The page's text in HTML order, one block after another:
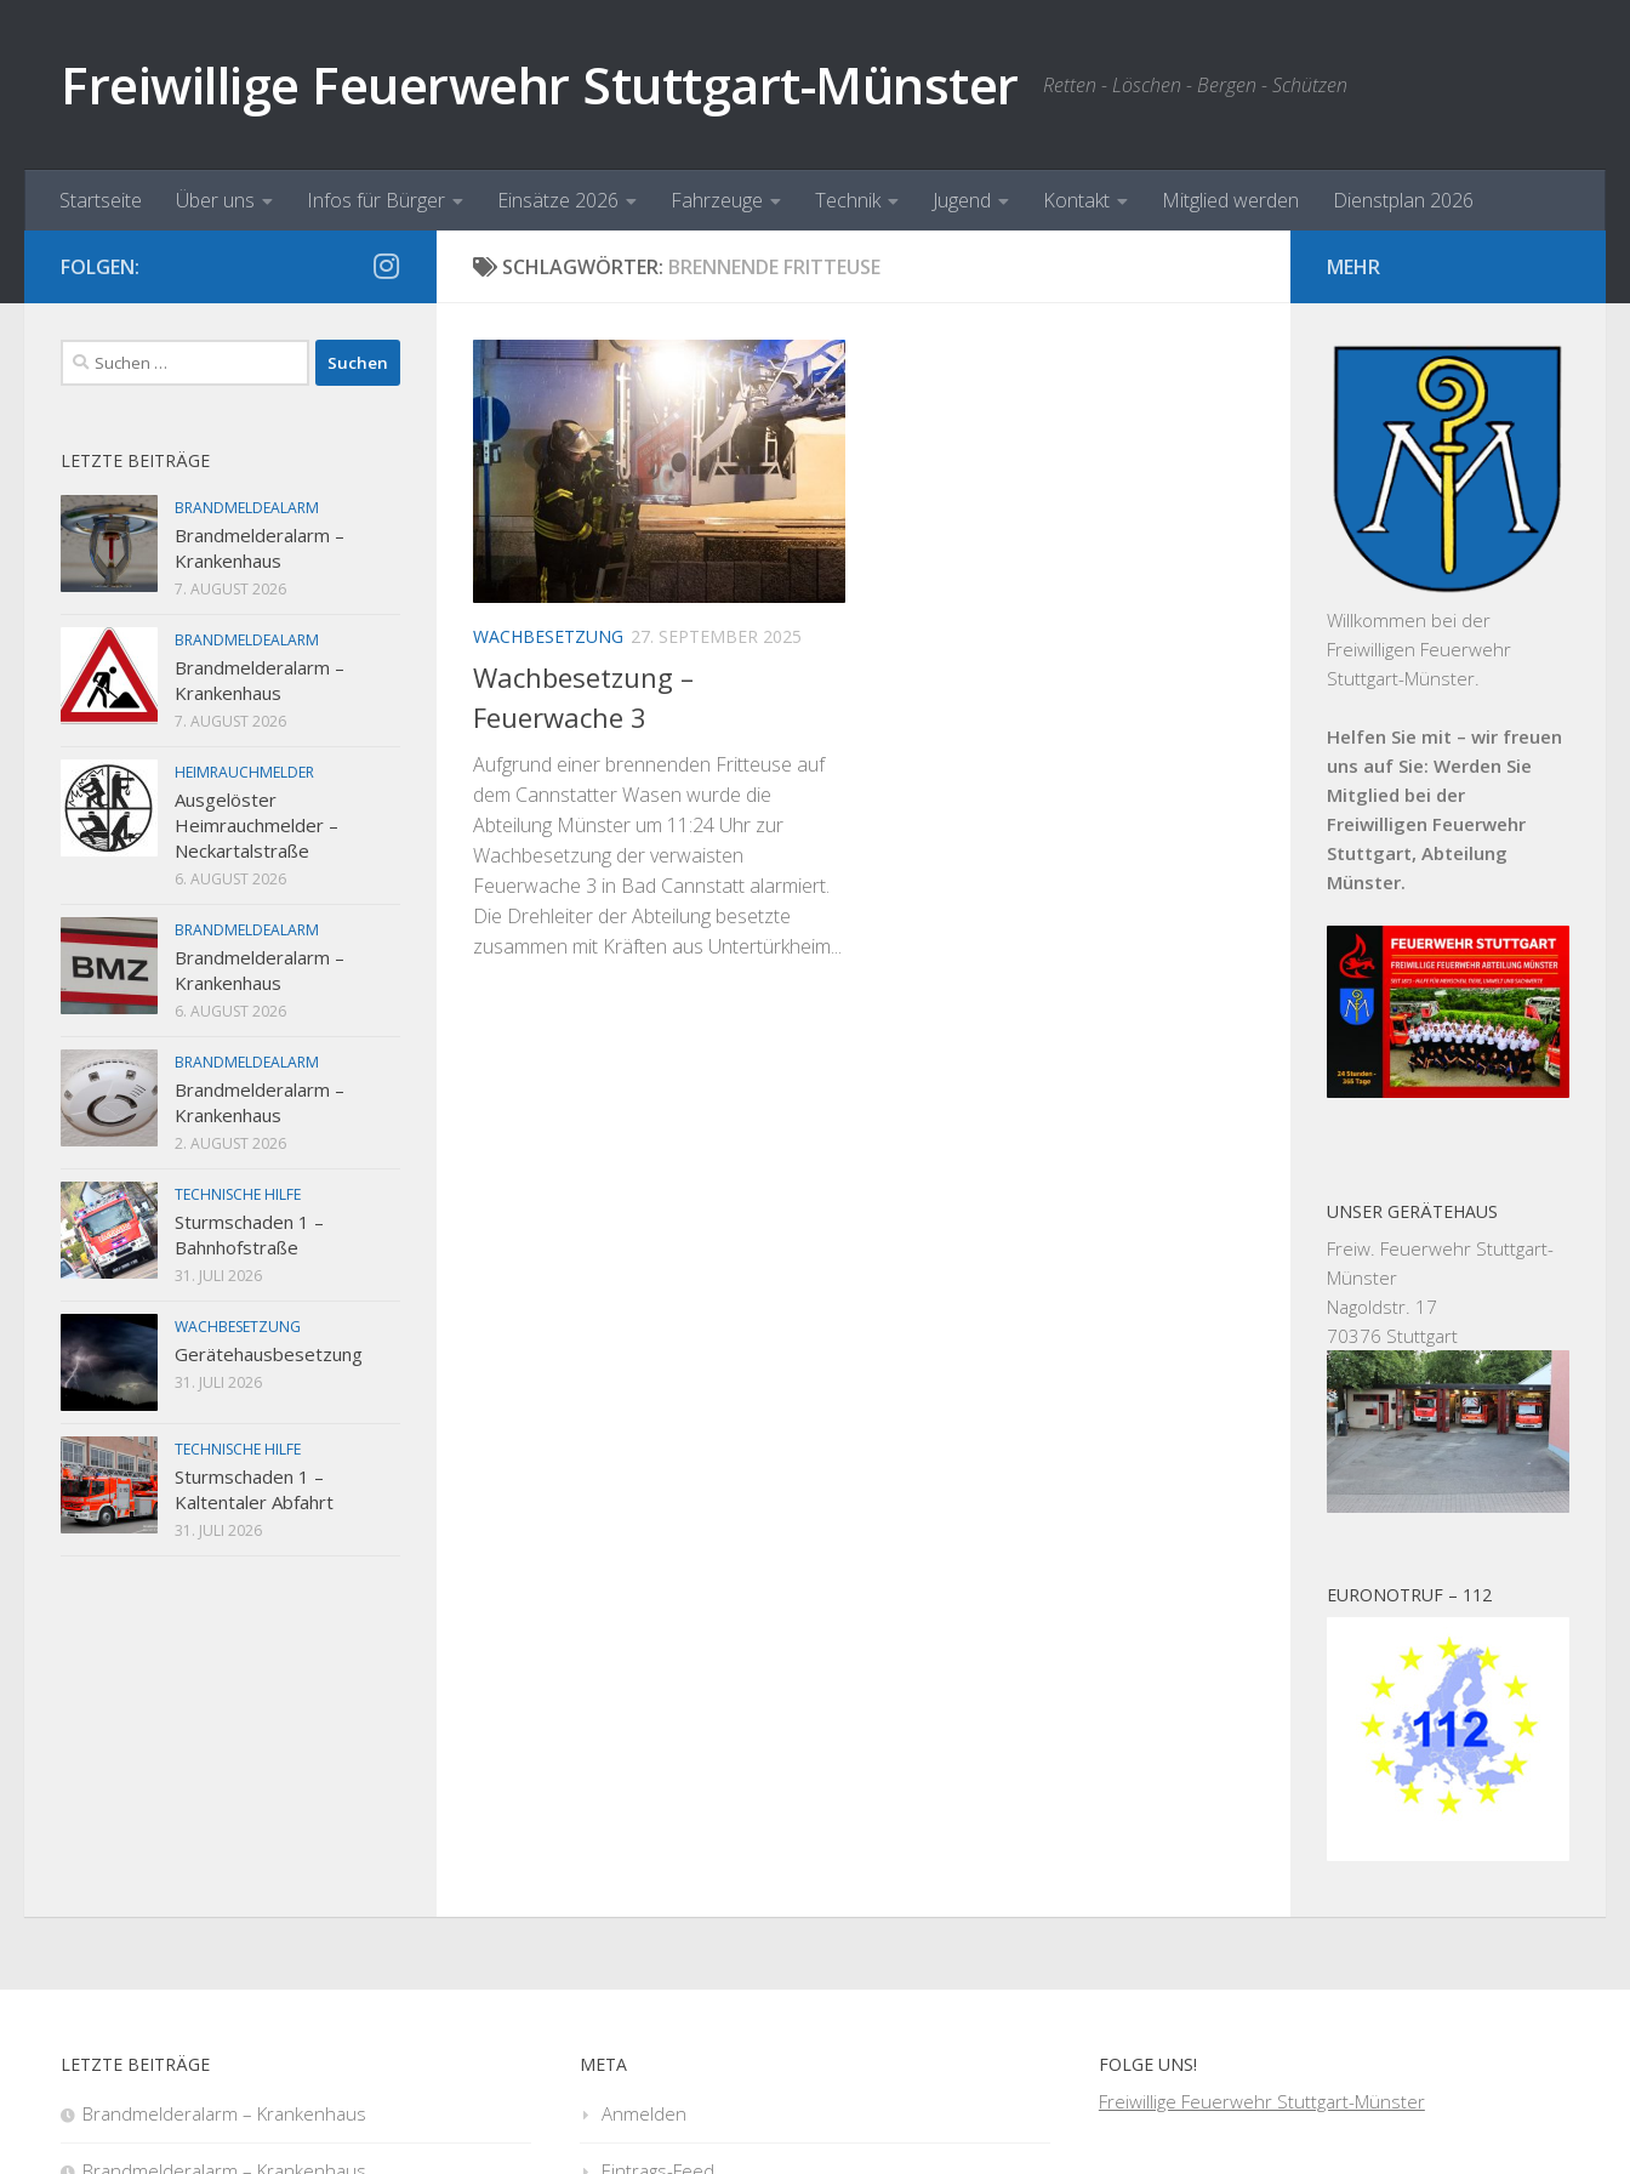
Freiwillige Feuerwehr Stuttgart-Münster Retten - Löschen - Bergen - Schützen
Startseite Über uns Infos für Bürger Einsätze 2026 Fahrzeuge Technik Jugend Kontakt Mitglied werden Dienstplan 2026
SCHLAGWÖRTER: BRENNENDE FRITTEUSE
WACHBESETZUNG 27. SEPTEMBER 2025
Wachbesetzung –
Feuerwache 3
Aufgrund einer brennenden Fritteuse auf
dem Cannstatter Wasen wurde die
Abteilung Münster um 11:24 Uhr zur
Wachbesetzung der verwaisten
Feuerwache 3 in Bad Cannstatt alarmiert.
Die Drehleiter der Abteilung besetzte
zusammen mit Kräften aus Untertürkheim...
FOLGEN:
Suchen
nach:
LETZTE BEITRÄGE
BRANDMELDEALARM
Brandmelderalarm –
Krankenhaus
7. AUGUST 2026
BRANDMELDEALARM
Brandmelderalarm –
Krankenhaus
7. AUGUST 2026
HEIMRAUCHMELDER
Ausgelöster
Heimrauchmelder –
Neckartalstraße
6. AUGUST 2026
BRANDMELDEALARM
Brandmelderalarm –
Krankenhaus
6. AUGUST 2026
BRANDMELDEALARM
Brandmelderalarm –
Krankenhaus
2. AUGUST 2026
TECHNISCHE HILFE
Sturmschaden 1 –
Bahnhofstraße
31. JULI 2026
WACHBESETZUNG
Gerätehausbesetzung
31. JULI 2026
TECHNISCHE HILFE
Sturmschaden 1 –
Kaltentaler Abfahrt
31. JULI 2026
MEHR
Willkommen bei der
Freiwilligen Feuerwehr
Stuttgart-Münster.
Helfen Sie mit – wir freuen
uns auf Sie: Werden Sie
Mitglied bei der
Freiwilligen Feuerwehr
Stuttgart, Abteilung
Münster.
UNSER GERÄTEHAUS
Freiw. Feuerwehr Stuttgart-
Münster
Nagoldstr. 17
70376 Stuttgart
EURONOTRUF – 112
LETZTE BEITRÄGE
Brandmelderalarm – Krankenhaus
META
Anmelden
FOLGE UNS!
Freiwillige Feuerwehr Stuttgart-Münster